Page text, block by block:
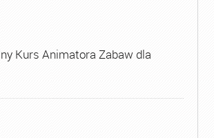
Kurs Animatora Zabaw dla